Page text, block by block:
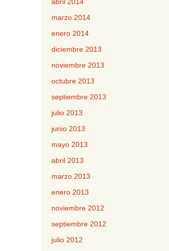
marzo 2014
enero 2014
diciembre 2013
noviembre 2013
octubre 2013
septiembre 2013
julio 2013
junio 2013
mayo 2013
abril 2013
marzo 2013
enero 2013
noviembre 2012
septiembre 2012
julio 2012